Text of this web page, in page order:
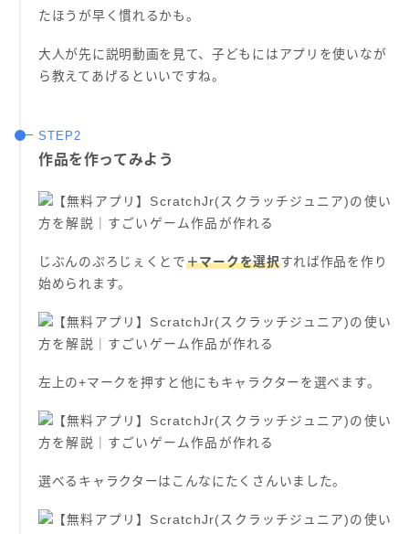
たほうが早く慣れるかも。
大人が先に説明動画を見て、子どもにはアプリを使いなが
ら教えてあげるといいですね。
作品を作ってみよう
じぶんのぷろじぇくとで＋マークを選択すれば作品を作り
始められます。
左上の+マークを押すと他にもキャラクターを選べます。
選べるキャラクターはこんなにたくさんいました。